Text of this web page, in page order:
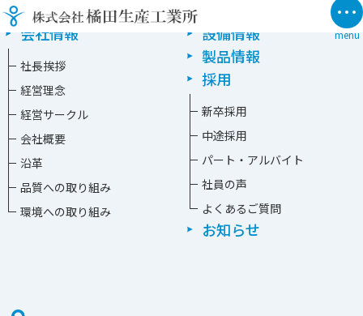
menu
TOP
会社情報
社長挨拶
経営理念
経営サークル
会社概要
沿革
品質への取り組み
環境への取り組み
設備情報
製品情報
採用
新卒採⽤
中途採⽤
パート・アルバイト
社員の声
よくあるご質問
お知らせ